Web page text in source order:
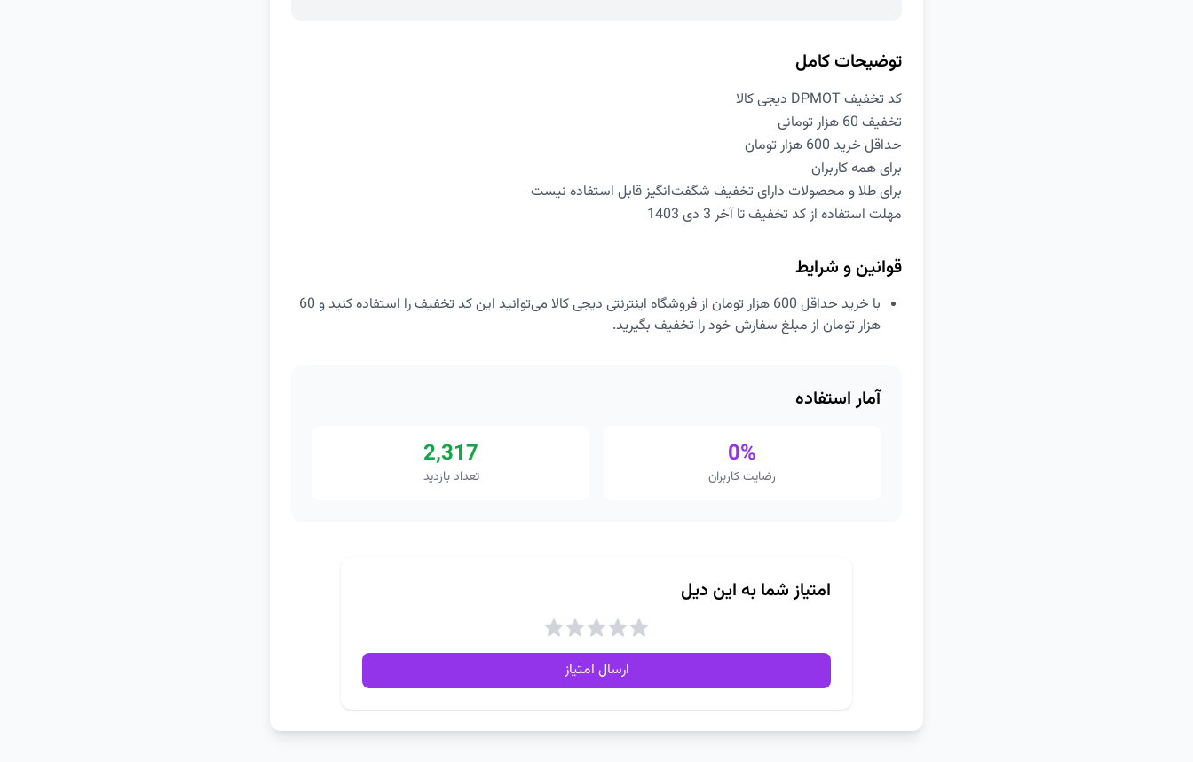
توضیحات کامل
کد تخفیف DPMOT دیجی کالا
تخفیف 60 هزار تومانی
حداقل خرید 600 هزار تومان
برای همه کاربران
برای طلا و محصولات دارای تخفیف شگفت‌انگیز قابل استفاده نیست
مهلت استفاده از کد تخفیف تا آخر 3 دی 1403
قوانین و شرایط
با خرید حداقل 600 هزار تومان از فروشگاه اینترنتی دیجی کالا می‌توانید این کد تخفیف را استفاده کنید و 60
هزار تومان از مبلغ سفارش خود را تخفیف بگیرید.
آمار استفاده
0%
رضایت کاربران
2,317
تعداد بازدید
امتیاز شما به این دیل
ارسال امتیاز